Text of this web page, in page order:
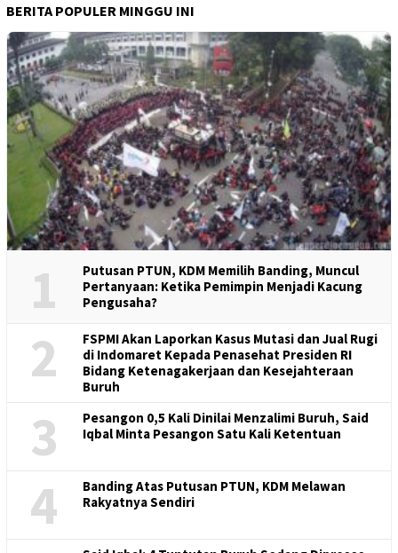
BERITA POPULER MINGGU INI
1
Putusan PTUN, KDM Memilih Banding, Muncul
Pertanyaan: Ketika Pemimpin Menjadi Kacung
Pengusaha?
2
FSPMI Akan Laporkan Kasus Mutasi dan Jual Rugi
di Indomaret Kepada Penasehat Presiden RI
Bidang Ketenagakerjaan dan Kesejahteraan
Buruh
3
Pesangon 0,5 Kali Dinilai Menzalimi Buruh, Said
Iqbal Minta Pesangon Satu Kali Ketentuan
4
Banding Atas Putusan PTUN, KDM Melawan
Rakyatnya Sendiri